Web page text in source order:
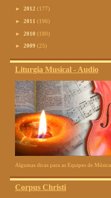
► 2012 (177)
► 2011 (196)
► 2010 (180)
► 2009 (25)
Liturgia Musical - Audio
Algumas dicas para as Equipes de Música
Corpus Christi